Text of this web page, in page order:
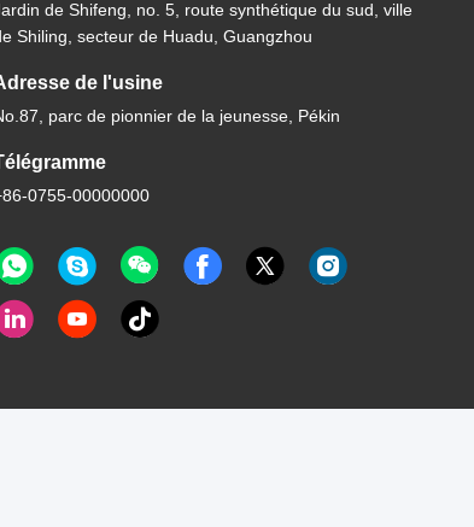
de Shifeng, no. 5, route synthétique du sud, ville
Shiling, secteur de Huadu, Guangzhou
de l'usine
parc de pionnier de la jeunesse, Pékin
0755-00000000